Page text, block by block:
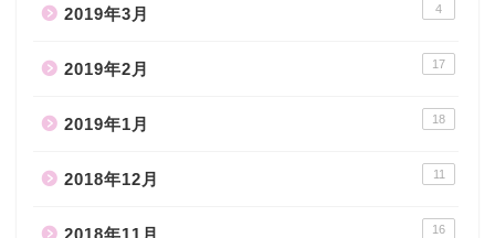
2019年3月 4
2019年2月 17
2019年1月 18
2018年12月 11
2018年11月 16